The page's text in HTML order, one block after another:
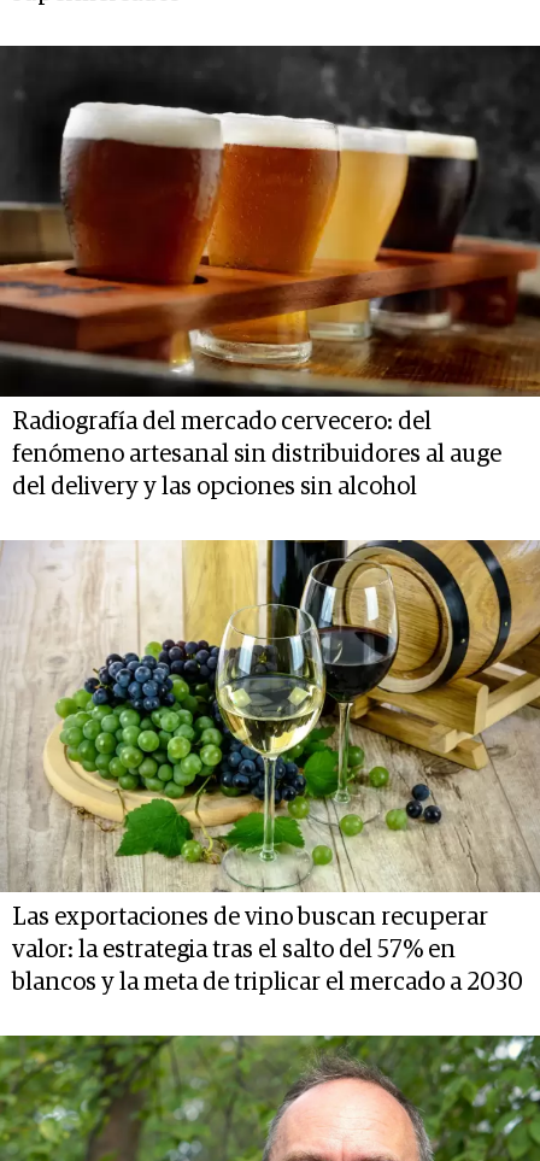
Radiografía del mercado cervecero: del
fenómeno artesanal sin distribuidores al auge
del delivery y las opciones sin alcohol
Las exportaciones de vino buscan recuperar
valor: la estrategia tras el salto del 57% en
blancos y la meta de triplicar el mercado a 2030